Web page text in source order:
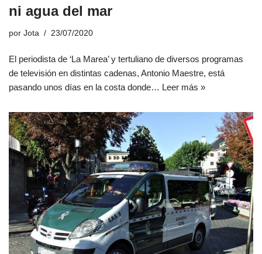
ni agua del mar
por Jota 23/07/2020
El periodista de ‘La Marea’ y tertuliano de diversos programas
de televisión en distintas cadenas, Antonio Maestre, está
pasando unos días en la costa donde… Leer más »